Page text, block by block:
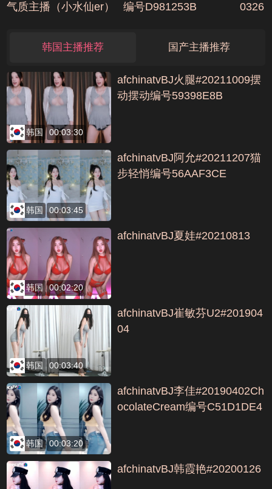
气质主播（小水仙er）
编号D981253B
0326
韩国主播推荐 国产主播推荐
韩国 00:03:30
afchinatvBJ火腿#20211009摆
动摆动编号59398E8B
韩国 00:03:45
afchinatvBJ阿允#20211207猫
步轻悄编号56AAF3CE
韩国 00:02:20
afchinatvBJ夏娃#20210813
韩国 00:03:40
afchinatvBJ崔敏芬U2#201904
04
韩国 00:03:20
afchinatvBJ李佳#20190402Ch
ocolateCream编号C51D1DE4
afchinatvBJ韩霞艳#20200126